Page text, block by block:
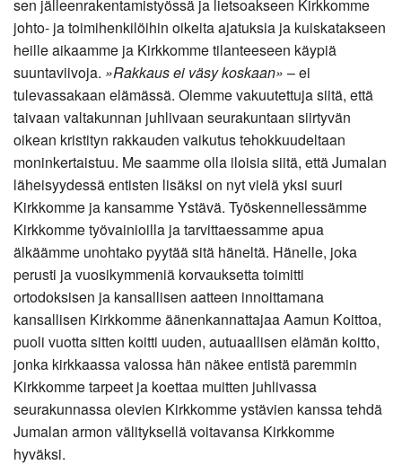
sen jälleenrakentamistyössä ja lietsoakseen Kirkkomme
johto- ja toimihenkilöihin oikeita ajatuksia ja kuiskatakseen
heille aikaamme ja Kirkkomme tilanteeseen käypiä
suuntaviivoja. »Rakkaus ei väsy koskaan» – ei
tulevassakaan elämässä. Olemme vakuutettuja siitä, että
taivaan valtakunnan juhlivaan seurakuntaan siirtyvän
oikean kristityn rakkauden vaikutus tehokkuudeltaan
moninkertaistuu. Me saamme olla iloisia siitä, että Jumalan
läheisyydessä entisten lisäksi on nyt vielä yksi suuri
Kirkkomme ja kansamme Ystävä. Työskennellessämme
Kirkkomme työvainioilla ja tarvittaessamme apua
älkäämme unohtako pyytää sitä häneltä. Hänelle, joka
perusti ja vuosikymmeniä korvauksetta toimitti
ortodoksisen ja kansallisen aatteen innoittamana
kansallisen Kirkkomme äänenkannattajaa Aamun Koittoa,
puoli vuotta sitten koitti uuden, autuaallisen elämän koitto,
jonka kirkkaassa valossa hän näkee entistä paremmin
Kirkkomme tarpeet ja koettaa muitten juhlivassa
seurakunnassa olevien Kirkkomme ystävien kanssa tehdä
Jumalan armon välityksellä voitavansa Kirkkomme
hyväksi.